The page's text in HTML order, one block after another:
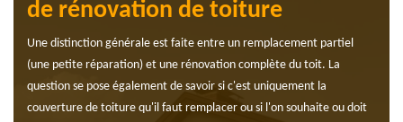
de rénovation de toiture
Une distinction générale est faite entre un remplacement partiel
(une petite réparation) et une rénovation complète du toit. La
question se pose également de savoir si c'est uniquement la
couverture de toiture qu'il faut remplacer ou si l'on souhaite ou doit